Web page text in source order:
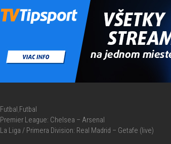
Kategórie
Futbal ,Futbal
Premier League: Chelsea – Arsenal
La Liga / Primera Division: Real Madrid – Getafe (live)